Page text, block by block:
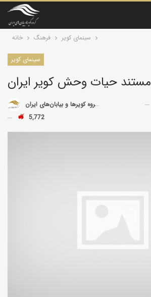
خانه فرهنگ سینمای کویر
سینمای کویر
مستند حیات وحش کویر ایران
توسط گروه کویرها و بیابان‌های ایران
5,772